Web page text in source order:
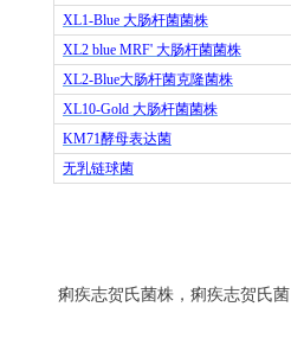
XL1-Blue 大肠杆菌菌株
XL2 blue MRF' 大肠杆菌菌株
XL2-Blue大肠杆菌克隆菌株
XL10-Gold 大肠杆菌菌株
KM71酵母表达菌
无乳链球菌
痢疾志贺氏菌株，痢疾志贺氏菌